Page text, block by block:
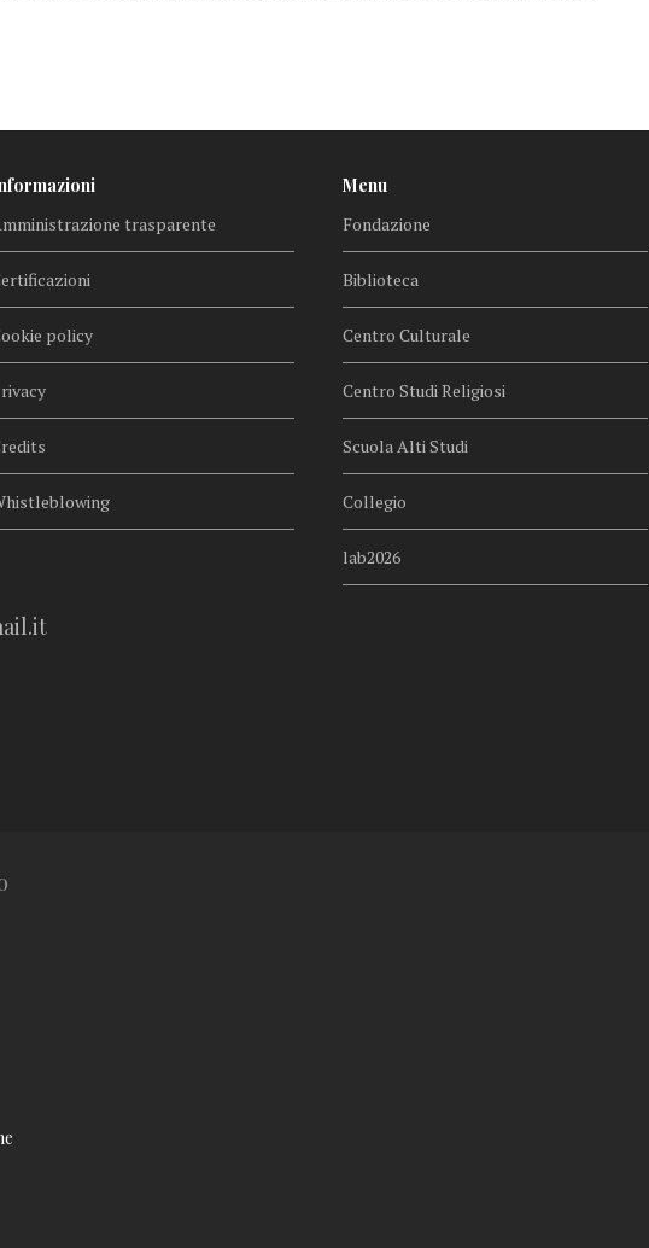
trasparente
policy
Menu
Fondazione
Biblioteca
Centro Culturale
Centro Studi Religiosi
Scuola Alti Studi
Collegio
lab2026